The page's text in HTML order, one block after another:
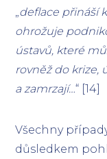
„deflace přináší
ohrožuje
ústavů, které
rovněž do krize,
a zamrzají…“ [14]
Všechny
důsledkem